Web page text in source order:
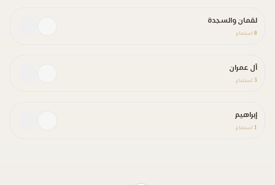
لقمان والسجدة
0 استماع
آل عمران
3 استماع
إبراهيم
1 استماع